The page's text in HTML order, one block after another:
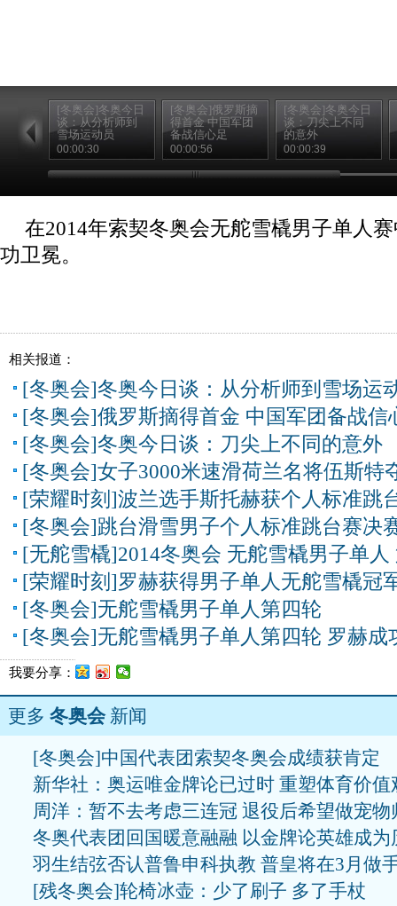
[冬奥会]冬奥今日
谈：从分析师到
雪场运动员
00:00:30
[冬奥会]俄罗斯摘
得首金 中国军团
备战信心足
00:00:56
[冬奥会]冬奥今日
谈：刀尖上不同
的意外
00:00:39
在2014年索契冬奥会无舵雪橇男子单人
功卫冕。
相关报道：
[冬奥会]冬奥今日谈：从分析师到雪场运
[冬奥会]俄罗斯摘得首金 中国军团备战信
[冬奥会]冬奥今日谈：刀尖上不同的意外
[冬奥会]女子3000米速滑荷兰名将伍斯特
[荣耀时刻]波兰选手斯托赫获个人标准跳
[冬奥会]跳台滑雪男子个人标准跳台赛决
[无舵雪橇]2014冬奥会 无舵雪橇男子单人
[荣耀时刻]罗赫获得男子单人无舵雪橇冠
[冬奥会]无舵雪橇男子单人第四轮
[冬奥会]无舵雪橇男子单人第四轮 罗赫成
我要分享：
更多 冬奥会新闻
[冬奥会]中国代表团索契冬奥会成绩获肯定
新华社：奥运唯金牌论已过时 重塑体育价值
周洋：暂不去考虑三连冠 退役后希望做宠物
冬奥代表团回国暖意融融 以金牌论英雄成为
羽生结弦否认普鲁申科执教 普皇将在3月做
[残冬奥会]轮椅冰壶：少了刷子 多了手杖